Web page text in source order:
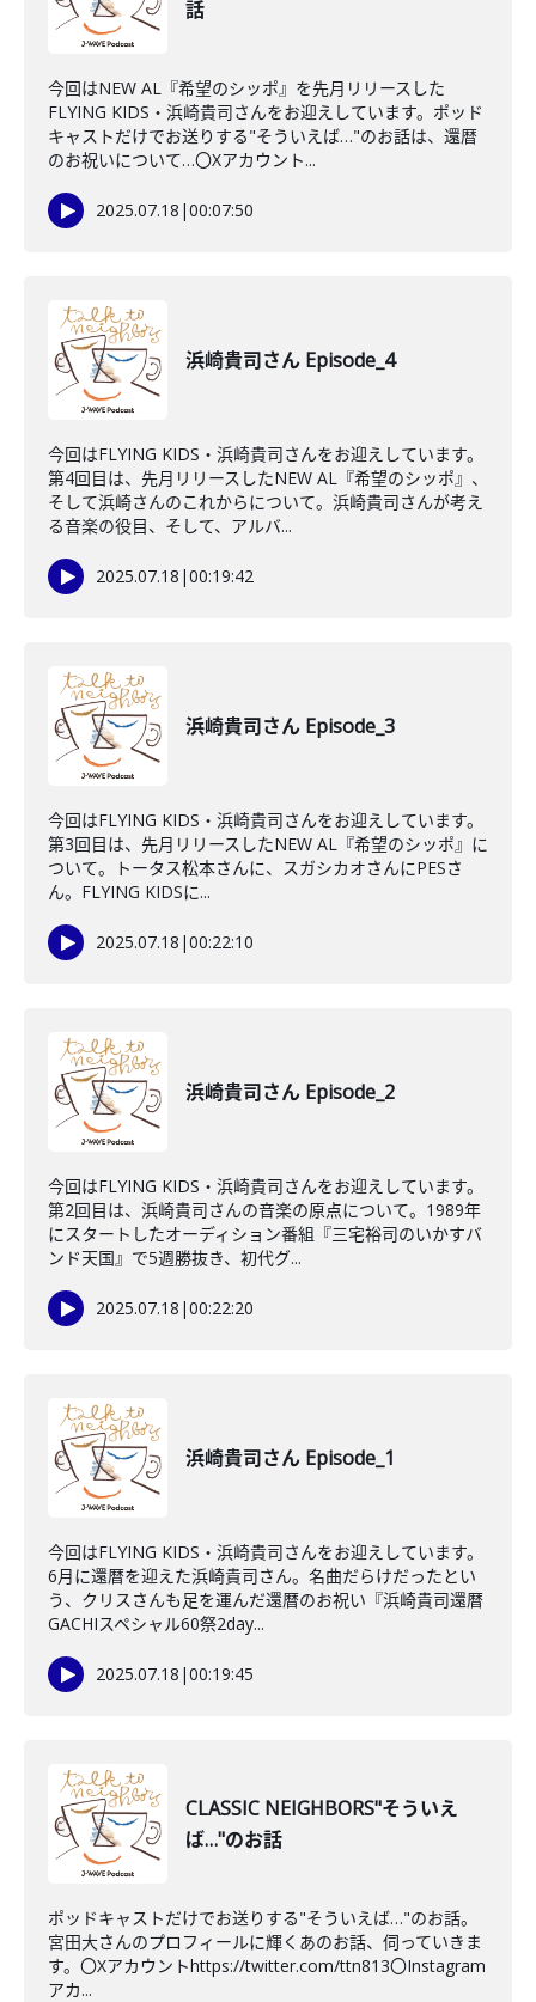
話
今回はNEW AL『希望のシッポ』を先月リリースした
FLYING KIDS・浜崎貴司さんをお迎えしています。ポッド
キャストだけでお送りする"そういえば…"のお話は、還暦
のお祝いについて…〇Xアカウント...
2025.07.18 |00:07:50
浜崎貴司さん Episode_4
今回はFLYING KIDS・浜崎貴司さんをお迎えしています。
第4回目は、先月リリースしたNEW AL『希望のシッポ』、
そして浜崎さんのこれからについて。浜崎貴司さんが考え
る音楽の役目、そして、アルバ...
2025.07.18 |00:19:42
浜崎貴司さん Episode_3
今回はFLYING KIDS・浜崎貴司さんをお迎えしています。
第3回目は、先月リリースしたNEW AL『希望のシッポ』に
ついて。トータス松本さんに、スガシカオさんにPESさ
ん。FLYING KIDSに...
2025.07.18 |00:22:10
浜崎貴司さん Episode_2
今回はFLYING KIDS・浜崎貴司さんをお迎えしています。
第2回目は、浜崎貴司さんの音楽の原点について。1989年
にスタートしたオーディション番組『三宅裕司のいかすバ
ンド天国』で5週勝抜き、初代グ...
2025.07.18 |00:22:20
浜崎貴司さん Episode_1
今回はFLYING KIDS・浜崎貴司さんをお迎えしています。
6月に還暦を迎えた浜崎貴司さん。名曲だらけだったとい
う、クリスさんも足を運んだ還暦のお祝い『浜崎貴司還暦
GACHIスペシャル60祭2day...
2025.07.18 |00:19:45
CLASSIC NEIGHBORS"そういえ
ば…"のお話
ポッドキャストだけでお送りする"そういえば…"のお話。
宮田大さんのプロフィールに輝くあのお話、伺っていきま
す。〇Xアカウントhttps://twitter.com/ttn813〇Instagram
アカ...